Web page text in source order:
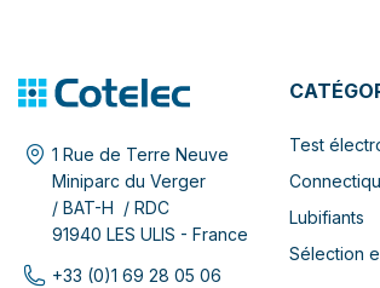
1 Rue de Terre Neuve
Miniparc du Verger
/ BAT-H / RDC
91940 LES ULIS - France
+33 (0)1 69 28 05 06
Test
Lubifiants
Sélection